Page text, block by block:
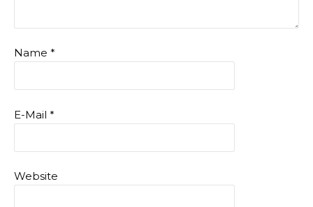
Name *
E-Mail *
Website